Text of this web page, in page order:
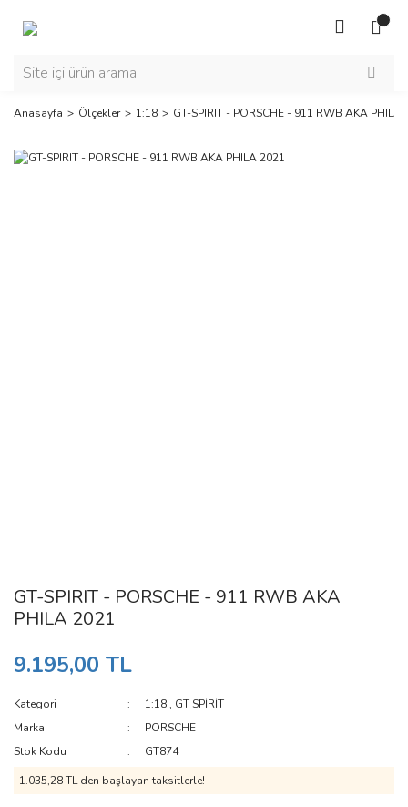
Anasayfa Ölçekler 1:18 GT-SPIRIT - PORSCHE - 911 RWB AKA PHILA
GT-SPIRIT - PORSCHE - 911 RWB AKA
PHILA 2021
9.195,00 TL
Kategori 1:18 , GT SPİRİT
Marka
PORSCHE
Stok Kodu
GT874
1.035,28 TL den başlayan taksitlerle!